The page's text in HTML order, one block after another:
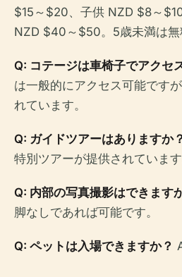
$15～$20、子供 NZD $8～
NZD $40～$50。5歳未満は無
Q: コテージは車椅子でアクセ
は一般的にアクセス可能です
れています。
Q: ガイドツアーはありますか？
特別ツアーが提供されています
Q: 内部の写真撮影はできます
脚なしであれば可能です。
Q: ペットは入場できますか？